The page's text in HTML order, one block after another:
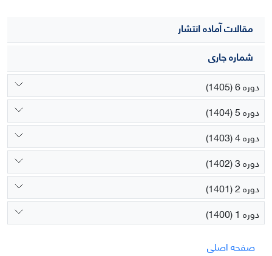
مقالات آماده انتشار
شماره جاری
دوره 6 (1405)
دوره 5 (1404)
دوره 4 (1403)
دوره 3 (1402)
دوره 2 (1401)
دوره 1 (1400)
صفحه اصلی